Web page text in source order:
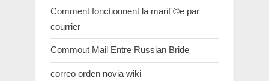
Comment fonctionnent la mariГ©e par
courrier
Commout Mail Entre Russian Bride
correo orden novia wiki